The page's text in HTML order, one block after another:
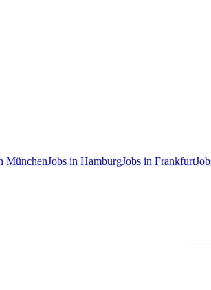
MünchenJobs in HamburgJobs in Frankfurt